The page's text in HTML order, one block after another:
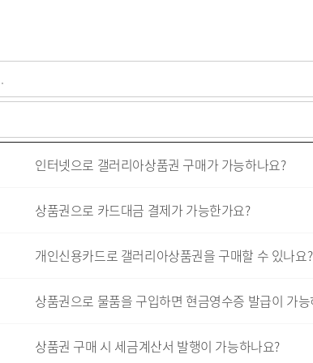
인터넷으로 갤러리아상품권 구매가 가능하나요?
상품권으로 카드대금 결제가 가능한가요?
개인신용카드로 갤러리아상품권을 구매할 수 있나요?
상품권으로 물품을 구입하면 현금영수증 발급이 가
상품권 구매 시 세금계산서 발행이 가능하나요?